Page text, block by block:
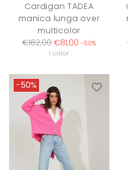
Cardigan TADEA
manica lunga over
multicolor
Regular
€162,00€81,00 -50%
1 color
-50%